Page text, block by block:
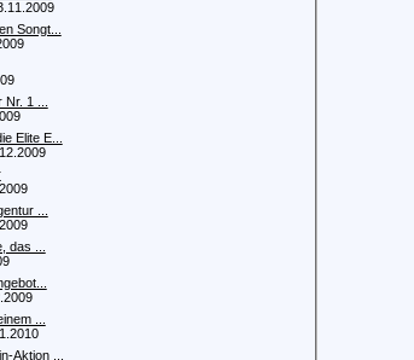
Songt...
1 ...
Elite E...
...
das ...
...
Aktion ...